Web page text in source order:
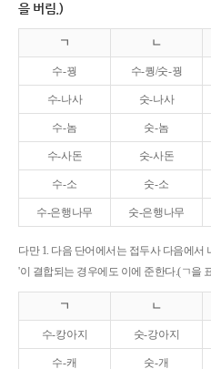
을 버림.)
ㄱ ㄴ
수-꿩 수-퀑/숫-꿩
수-나사 숫-나사
수-놈 숫-놈
수-사돈 숫-사돈
수-소 숫-소
수-은행나무 숫-은행나무
다만 1. 다음 단어에서는 접두사 다음에서
'이 결합되는 경우에도 이에 준한다.(ㄱ을
ㄱ ㄴ
수-캉아지 숫-강아지
수-캐 숫-개